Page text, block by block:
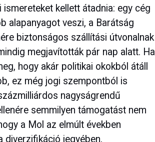
kellett átadnia: egy cég
alapanyagot veszi, a Barátság
biztonságos szállítási útvonalnak
megjavították pár nap alatt. Ha
hogy akár politikai okokból átáll
ez még jogi szempontból is
nagyságrendű
semmilyen támogatást nem
a Mol az elmúlt években
diverzifikáció jegyében.